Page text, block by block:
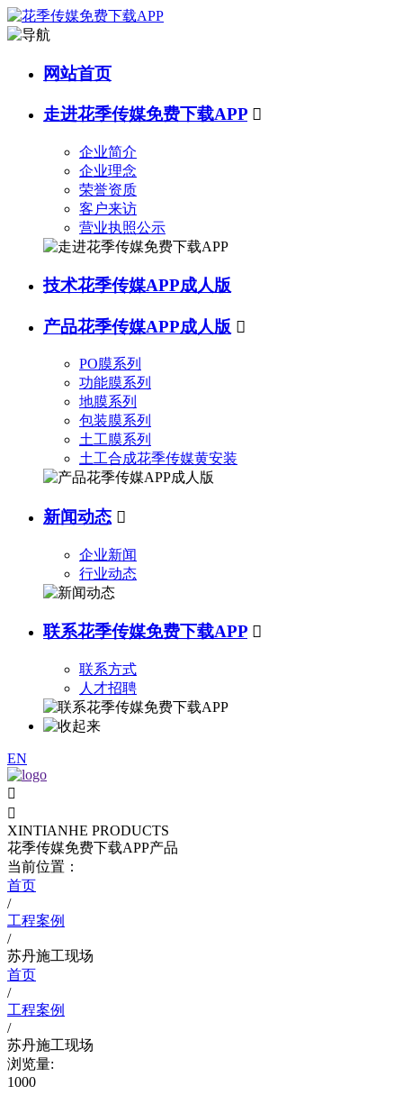
网站首页
走进花季传媒免费下载APP 
企业简介
企业理念
荣誉资质
客户来访
营业执照公示
技术花季传媒APP成人版
产品花季传媒APP成人版 
PO膜系列
功能膜系列
地膜系列
包装膜系列
土工膜系列
土工合成花季传媒黄安装
新闻动态 
企业新闻
行业动态
联系花季传媒免费下载APP 
联系方式
人才招聘
EN


XINTIANHE PRODUCTS
花季传媒免费下载APP产品
当前位置：
首页
/
工程案例
/
苏丹施工现场
首页
/
工程案例
/
苏丹施工现场
浏览量:
1000